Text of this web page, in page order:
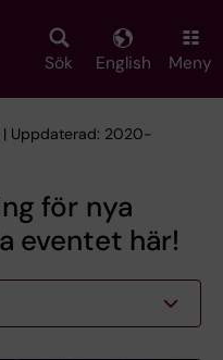
Sök English Meny
Uppdaterad: 2020-
för nya
eventet här!